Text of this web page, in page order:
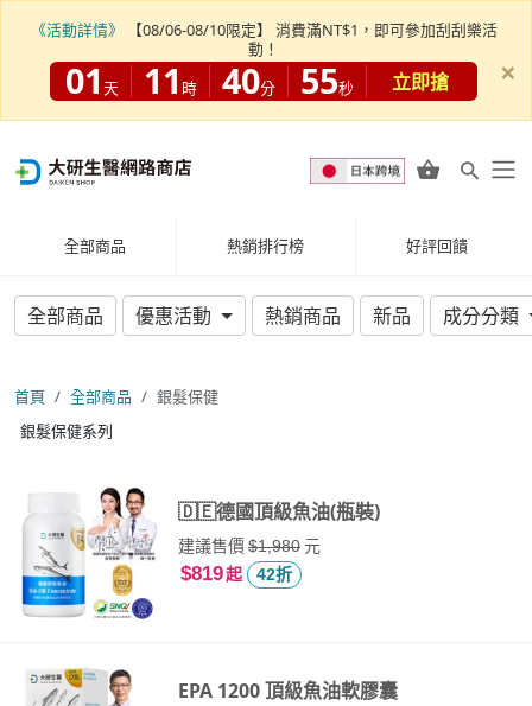
全部商品 熱銷排行榜 好評回饋
全部商品 優惠活動 熱銷商品 新品 成分分類
首頁 全部商品
銀髮保健
銀髮保健系列
🇩🇪德國頂級魚油(瓶裝)
建議售價$1,980元
$819起 42折
EPA 1200 頂級魚油軟膠囊
《活動詳情》
【08/06-08/10限定】 消費滿NT$1，即可參加刮刮樂活
動！
01 天 11 時 40分 54秒 立即搶 ×